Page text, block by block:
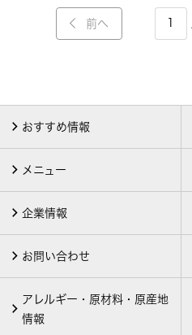
前へ
おすすめ情報
メニュー
企業情報
お問い合わせ
アレルギー・原材料・原産地
情報